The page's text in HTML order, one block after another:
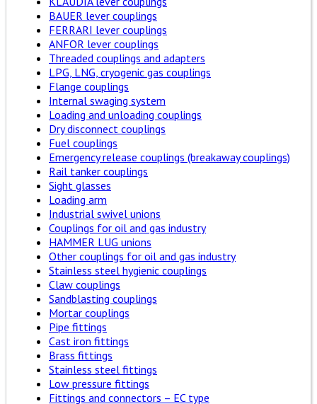
BAUER lever couplings
FERRARI lever couplings
ANFOR lever couplings
Threaded couplings and adapters
LPG, LNG, cryogenic gas couplings
Flange couplings
Internal swaging system
Loading and unloading couplings
Dry disconnect couplings
Fuel couplings
Emergency release couplings (breakaway couplings)
Rail tanker couplings
Sight glasses
Loading arm
Industrial swivel unions
Couplings for oil and gas industry
HAMMER LUG unions
Other couplings for oil and gas industry
Stainless steel hygienic couplings
Claw couplings
Sandblasting couplings
Mortar couplings
Pipe fittings
Cast iron fittings
Brass fittings
Stainless steel fittings
Low pressure fittings
Fittings and connectors – EC type